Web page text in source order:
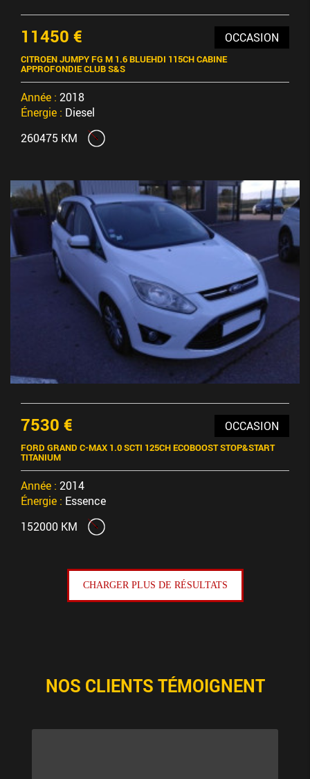
11450 € OCCASION
CITROEN JUMPY FG M 1.6 BLUEHDI 115CH CABINE
APPROFONDIE CLUB S&S
Année : 2018
Énergie : Diesel
260475 KM
7530 € OCCASION
FORD GRAND C-MAX 1.0 SCTI 125CH ECOBOOST STOP&START
TITANIUM
Année : 2014
Énergie : Essence
152000 KM
CHARGER PLUS DE RÉSULTATS
NOS CLIENTS TÉMOIGNENT